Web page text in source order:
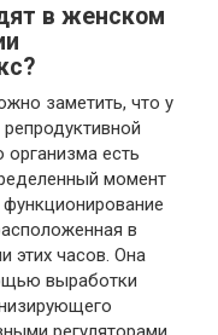
в женском
заметить, что у
есть
момент
в
этих часов. Она
выработки